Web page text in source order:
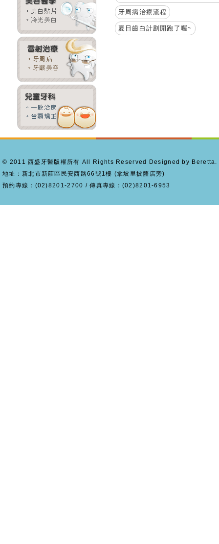
牙周病治療流程
夏日齒白計劃開跑了喔~
© 2011 西盛牙醫版權所有 All Rights Reserved Designed by Beretta.
地址：新北市新莊區民安西路66號1樓 (拿坡里披薩店旁)
預約專線：(02)8201-2700 / 傳真專線：(02)8201-6953